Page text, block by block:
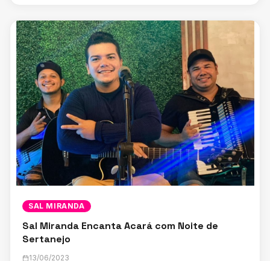
SAL MIRANDA
Sal Miranda Encanta Acará com Noite de
Sertanejo
13/06/2023